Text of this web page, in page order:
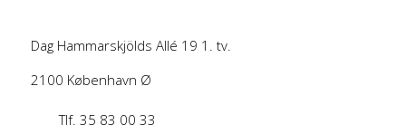
Dag Hammarskjölds Allé 19 1. tv.
2100 København Ø
Tlf. 35 83 00 33